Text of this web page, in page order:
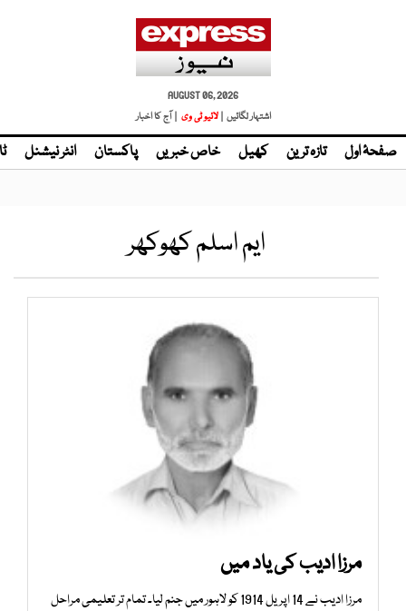
AUGUST 06, 2026
اشتہار لگائیں | لائیو ٹی وی | آج کا اخبار
صفحۂ اول تازہ ترین کھیل خاص خبریں پاکستان انٹر نیشنل
ایم اسلم کھوکھر
مرزا ادیب کی یاد میں
مرزا ادیب نے 14 اپریل 1914 کو لاہور میں جنم لیا۔ تمام تر تعلیمی مراحل